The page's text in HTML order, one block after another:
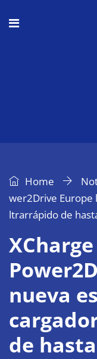
Home
wer2Drive Europe
ltrarrápido de
nueva
de